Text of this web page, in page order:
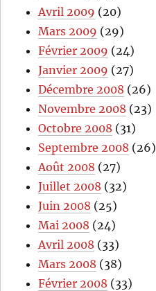
Avril 2009 (20)
Mars 2009 (29)
Février 2009 (24)
Janvier 2009 (27)
Décembre 2008 (26)
Novembre 2008 (23)
Octobre 2008 (31)
Septembre 2008 (26)
Août 2008 (27)
Juillet 2008 (32)
Juin 2008 (25)
Mai 2008 (24)
Avril 2008 (33)
Mars 2008 (38)
Février 2008 (33)